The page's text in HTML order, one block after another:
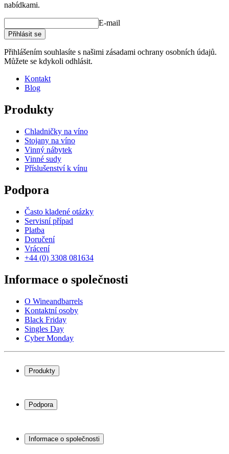
nabídkami.
E-mail
Přihlásit se
Přihlášením souhlasíte s našimi zásadami ochrany osobních údajů.
Můžete se kdykoli odhlásit.
Kontakt
Blog
Produkty
Chladničky na víno
Stojany na víno
Vinný nábytek
Vinné sudy
Příslušenství k vínu
Podpora
Často kladené otázky
Servisní případ
Platba
Doručení
Vrácení
+44 (0) 3308 081634
Informace o společnosti
O Wineandbarrels
Kontaktní osoby
Black Friday
Singles Day
Cyber Monday
Produkty
Stojany na víno
Vinný nábytek
Podpora
Servisní případ
Platba
Informace o společnosti